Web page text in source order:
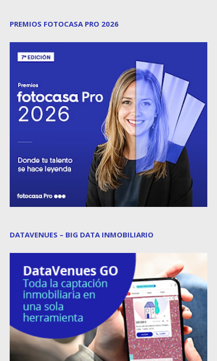
PREMIOS FOTOCASA PRO 2026
DATAVENUES – BIG DATA INMOBILIARIO